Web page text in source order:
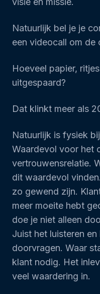
Natuurlijk bel je je
een videocall om de
Hoeveel papier,
uitgespaard?
Dat klinkt meer als
Natuurlijk is fysiek
Waardevol voor het
vertrouwensrelatie.
dit waardevol
zo gewend zijn.
meer moeite hebt
doe je niet alleen
Juist het luisteren
doorvragen. Waar
klant nodig. Het
veel waardering in.